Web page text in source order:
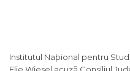
Institutul Naþional pentru